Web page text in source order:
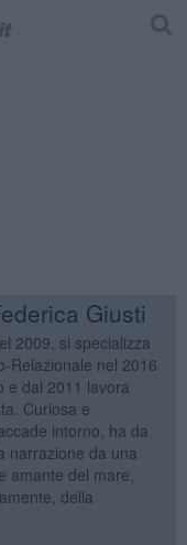
Giusti
2009, si specializza
Relazionale nel 2016
e dal 2011 lavora
Curiosa e
intorno, ha da
narrazione da una
amante del mare,
della